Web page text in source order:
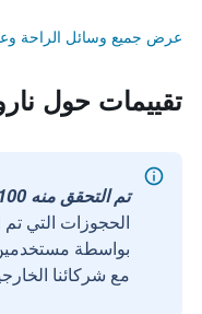
عرض جميع وسائل الراحة
تقييمات حول
تم التحقق منه 100%
الحجوزات التي
مع شركائنا